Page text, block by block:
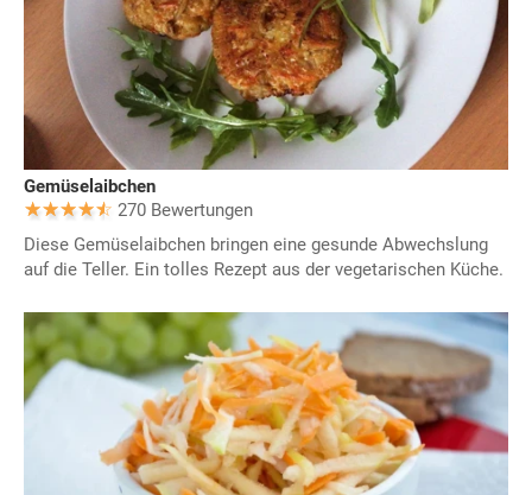
Gemüselaibchen
270 Bewertungen
Diese Gemüselaibchen bringen eine gesunde Abwechslung
auf die Teller. Ein tolles Rezept aus der vegetarischen Küche.